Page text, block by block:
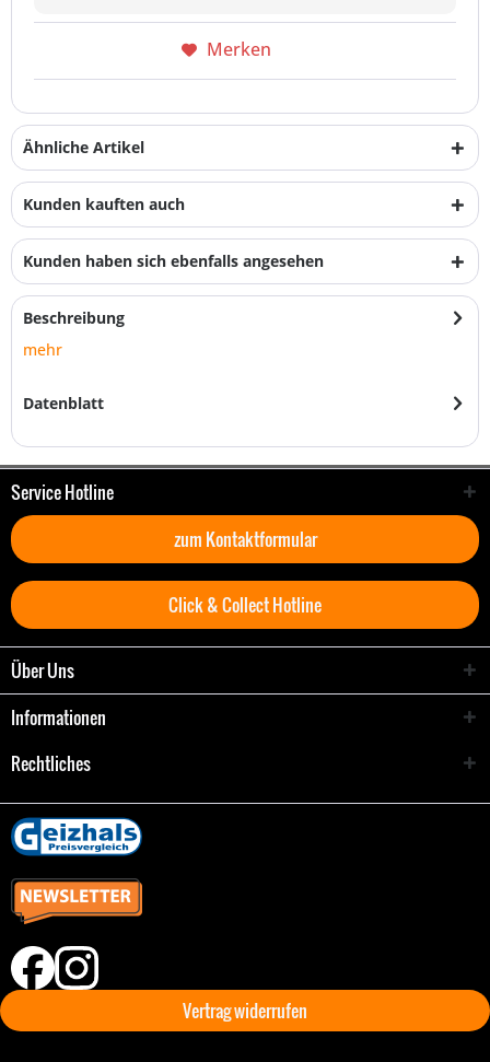
Merken
Ähnliche Artikel
Kunden kauften auch
Kunden haben sich ebenfalls angesehen
Beschreibung
mehr
Datenblatt
Service Hotline
zum Kontaktformular
Click & Collect Hotline
Über Uns
Informationen
Rechtliches
Vertrag widerrufen